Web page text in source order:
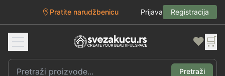
Pratite narudžbenicu Prijava Registracija
❤️ 🛒
Pretraži